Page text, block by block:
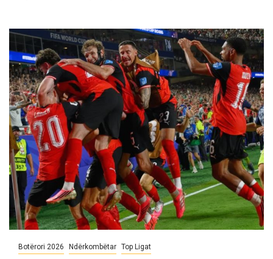
Botërori 2026 Ndërkombëtar Top Ligat